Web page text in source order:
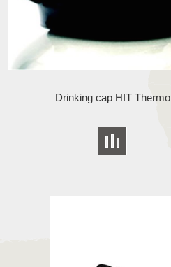
Drinking cap HIT Thermo